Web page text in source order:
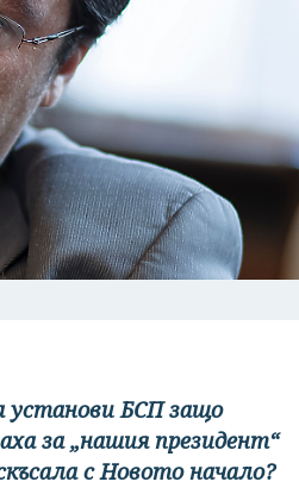
установи БСП защо
за „нашия президент“
с Новото начало?